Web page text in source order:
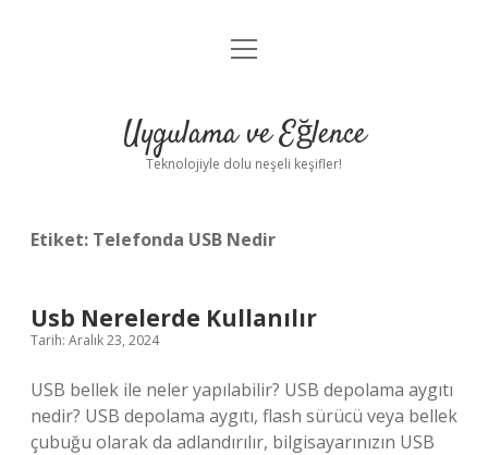
Anasayfa
Yasal Uyarı
menüyü
Uygulama ve Eğlence
Teknolojiyle dolu neşeli keşifler!
Etiket: Telefonda USB Nedir
Usb Nerelerde Kullanılır
Tarih: Aralık 23, 2024
USB bellek ile neler yapılabilir? USB depolama aygıtı
nedir? USB depolama aygıtı, flash sürücü veya bellek
çubuğu olarak da adlandırılır, bilgisayarınızın USB